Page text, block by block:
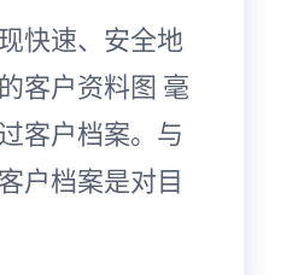
快速、安全地
客户资料图 毫
客户档案。与
户档案是对目